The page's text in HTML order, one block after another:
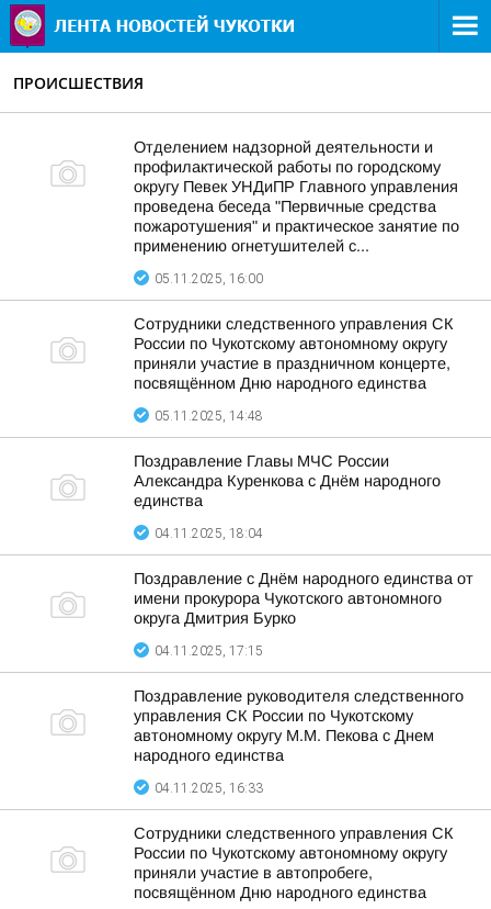
ПРОИСШЕСТВИЯ
Отделением надзорной деятельности и
профилактической работы по городскому
округу Певек УНДиПР Главного управления
проведена беседа "Первичные средства
пожаротушения" и практическое занятие по
применению огнетушителей с...
05.11.2025, 16:00
Сотрудники следственного управления СК
России по Чукотскому автономному округу
приняли участие в праздничном концерте,
посвящённом Дню народного единства
05.11.2025, 14:48
Поздравление Главы МЧС России
Александра Куренкова с Днём народного
единства
04.11.2025, 18:04
Поздравление с Днём народного единства от
имени прокурора Чукотского автономного
округа Дмитрия Бурко
04.11.2025, 17:15
Поздравление руководителя следственного
управления СК России по Чукотскому
автономному округу М.М. Пекова с Днем
народного единства
04.11.2025, 16:33
Сотрудники следственного управления СК
России по Чукотскому автономному округу
приняли участие в автопробеге,
посвящённом Дню народного единства